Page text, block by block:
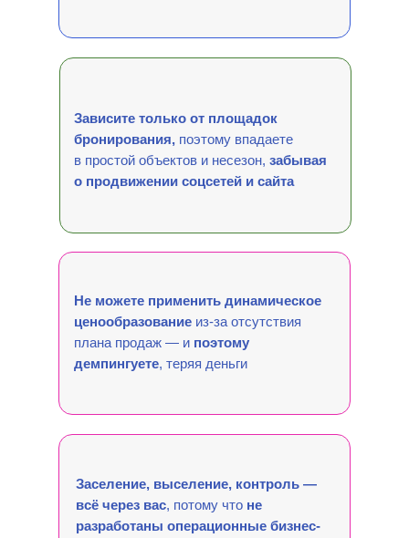
Зависите только от площадок
бронирования, поэтому впадаете
в простой объектов и несезон, забывая
о продвижении соцсетей и сайта
Не можете применить динамическое
ценообразование из-за отсутствия
плана продаж — и поэтому
демпингуете, теряя деньги
Заселение, выселение, контроль —
всё через вас, потому что не
разработаны операционные бизнес-